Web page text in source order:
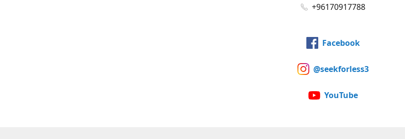
+96170917788
Facebook
@seekforless3
YouTube